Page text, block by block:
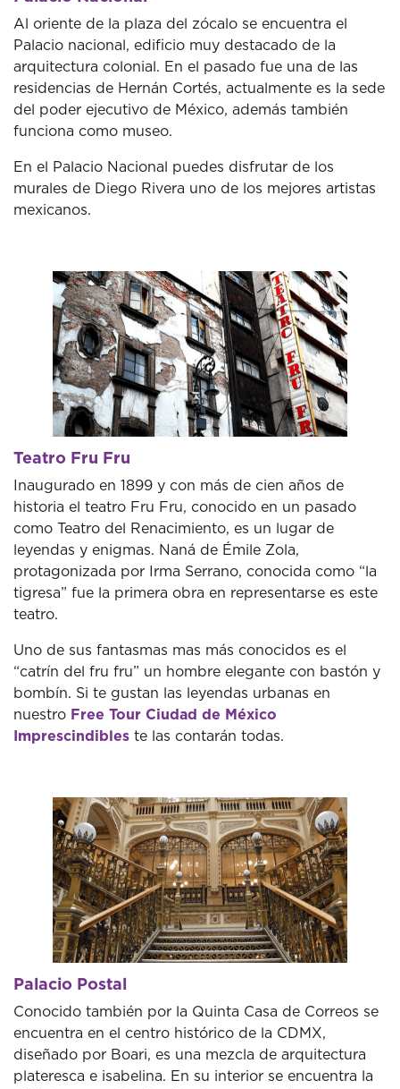
Al oriente de la plaza del zócalo se encuentra el
Palacio nacional, edificio muy destacado de la
arquitectura colonial. En el pasado fue una de las
residencias de Hernán Cortés, actualmente es la sede
del poder ejecutivo de México, además también
funciona como museo.
En el Palacio Nacional puedes disfrutar de los
murales de Diego Rivera uno de los mejores artistas
mexicanos.
Teatro Fru Fru
Inaugurado en 1899 y con más de cien años de
historia el teatro Fru Fru, conocido en un pasado
como Teatro del Renacimiento, es un lugar de
leyendas y enigmas. Naná de Émile Zola,
protagonizada por Irma Serrano, conocida como “la
tigresa” fue la primera obra en representarse es este
teatro.
Uno de sus fantasmas mas más conocidos es el
“catrín del fru fru” un hombre elegante con bastón y
bombín. Si te gustan las leyendas urbanas en
nuestro Free Tour Ciudad de México
Imprescindibles te las contarán todas.
Palacio Postal
Conocido también por la Quinta Casa de Correos se
encuentra en el centro histórico de la CDMX,
diseñado por Boari, es una mezcla de arquitectura
plateresca e isabelina. En su interior se encuentra la